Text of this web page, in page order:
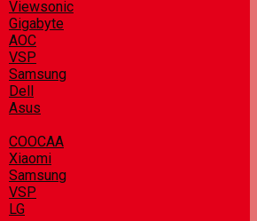
Viewsonic
Gigabyte
AOC
VSP
Samsung
Dell
Asus
COOCAA
Xiaomi
Samsung
VSP
LG